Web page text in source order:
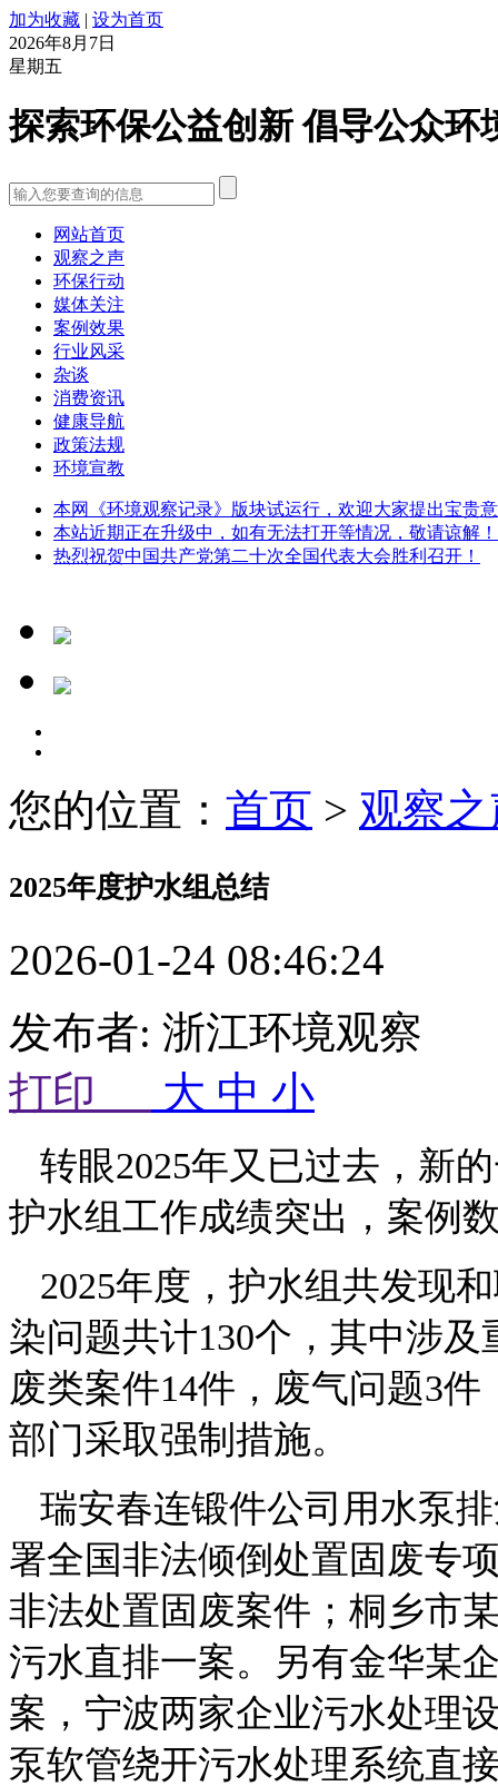
加为收藏 | 设为首页
2026年8月7日
星期五
探索环保公益创新 倡导公众环
网站首页
观察之声
环保行动
媒体关注
案例效果
行业风采
杂谈
消费资讯
健康导航
政策法规
环境宣教
本网《环境观察记录》版块试运行，欢迎大家提出宝贵
本站近期正在升级中，如有无法打开等情况，敬请谅解！
热烈祝贺中国共产党第二十次全国代表大会胜利召开！
您的位置： 首页 > 观察
2025年度护水组总结
2026-01-24 08:46:24
发布者: 浙江环境观察
打印
大 中 小
转眼2025年又已过去，新
护水组工作成绩突出，案例
2025年度，护水组共发现
染问题共计130个，其中涉及
废类案件14件，废气问题3
部门采取强制措施。
瑞安春连锻件公司用水泵
署全国非法倾倒处置固废专
非法处置固废案件 ；桐乡市
污水直排一案。另有金华某
案，宁波两家企业污水处理
泵软管绕开污水处理系统直